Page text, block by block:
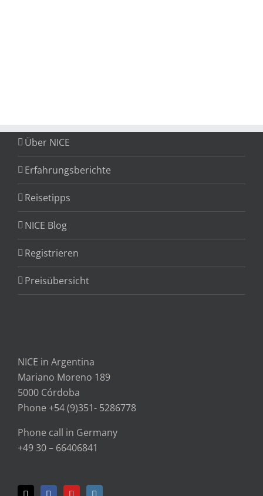
Über NICE
Erfahrungsberichte
Reisetipps
NICE Blog
Registrieren
Preisübersicht
NICE in Argentina
Mariano Moreno 189
5000 Córdoba
Phone +54 (9)351- 5286778
Phone call in Germany
+49 30 – 66406841